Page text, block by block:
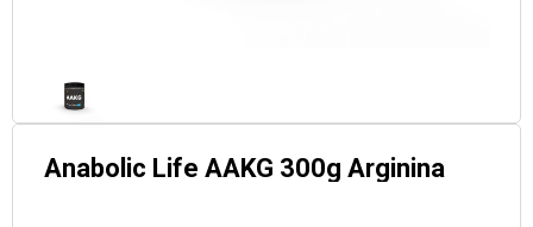
Anabolic Life AAKG 300g Arginina